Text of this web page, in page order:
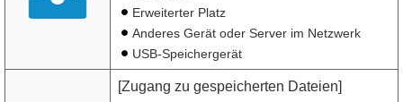
Erweiterter Platz
Anderes Gerät oder Server im Netzwerk
USB-Speichergerät
[Zugang zu gespeicherten Dateien]